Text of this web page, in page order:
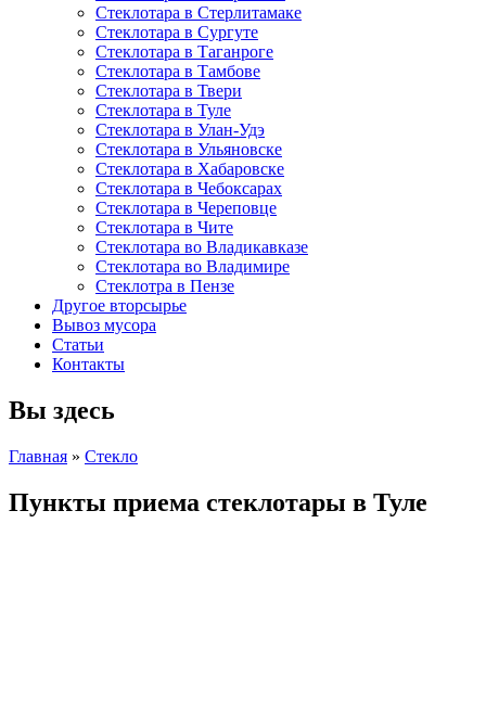
Стеклотара в Стерлитамаке
Стеклотара в Сургуте
Стеклотара в Таганроге
Стеклотара в Тамбове
Стеклотара в Твери
Стеклотара в Туле
Стеклотара в Улан-Удэ
Стеклотара в Ульяновске
Стеклотара в Хабаровске
Стеклотара в Чебоксарах
Стеклотара в Череповце
Стеклотара в Чите
Стеклотара во Владикавказе
Стеклотара во Владимире
Стеклотра в Пензе
Другое вторсырье
Вывоз мусора
Статьи
Контакты
Вы здесь
Главная » Стекло
Пункты приема стеклотары в Туле